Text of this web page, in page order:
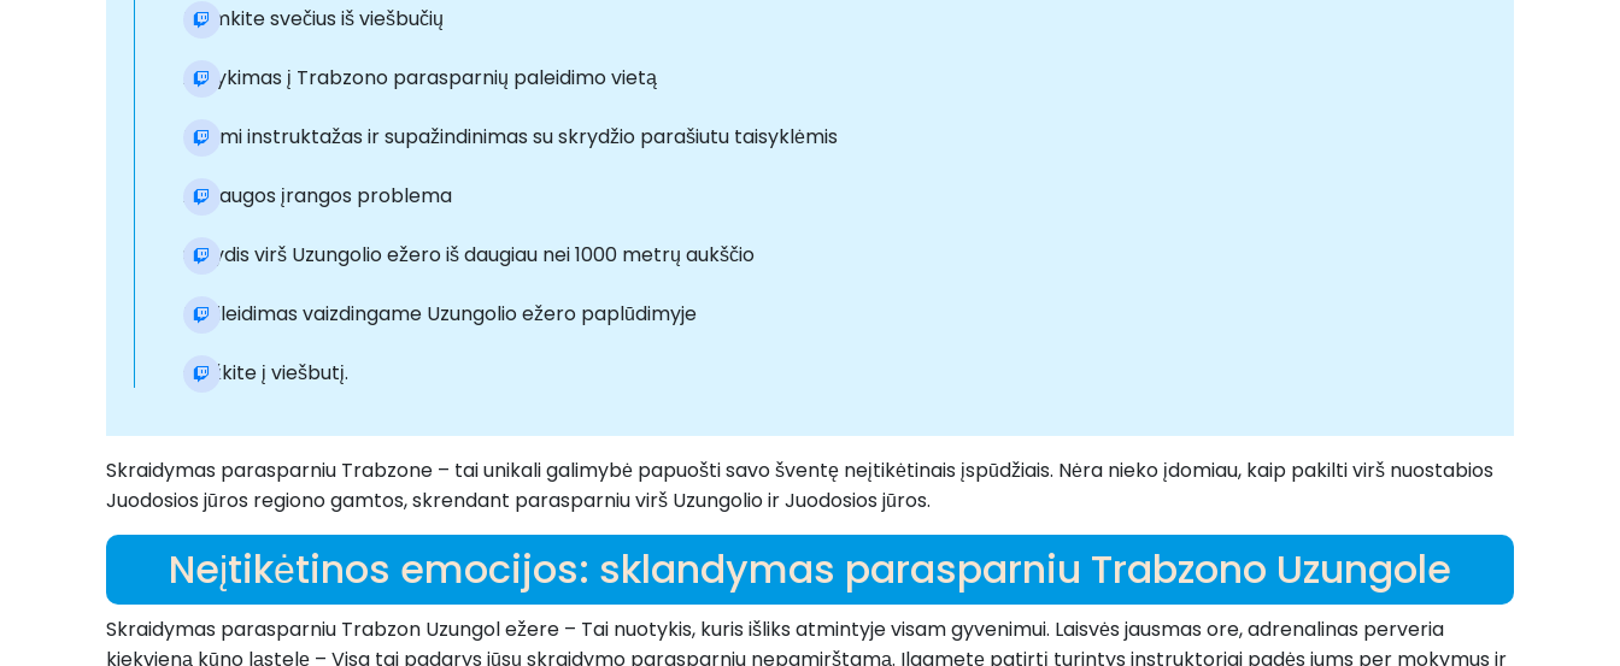
Paimkite svečius iš viešbučių
Atvykimas į Trabzono parasparnių paleidimo vietą
Išsami instruktažas ir supažindinimas su skrydžio parašiutu taisyklėmis
Apsaugos įrangos problema
Skrydis virš Uzungolio ežero iš daugiau nei 1000 metrų aukščio
Nusileidimas vaizdingame Uzungolio ežero paplūdimyje
Grįžkite į viešbutį.
Skraidymas parasparniu Trabzone – tai unikali galimybė papuošti savo šventę neįtikėtinais įspūdžiais. Nėra nieko įdomiau, kaip pakilti virš nuostabios
Juodosios jūros regiono gamtos, skrendant parasparniu virš Uzungolio ir Juodosios jūros.
Neįtikėtinos emocijos: sklandymas parasparniu Trabzono Uzungole
Skraidymas parasparniu Trabzon Uzungol ežere – Tai nuotykis, kuris išliks atmintyje visam gyvenimui. Laisvės jausmas ore, adrenalinas perveria
kiekvieną kūno ląstelę – Visa tai padarys jūsų skraidymo parasparniu nepamirštamą. Ilgametę patirtį turintys instruktoriai padės jums per mokymus ir